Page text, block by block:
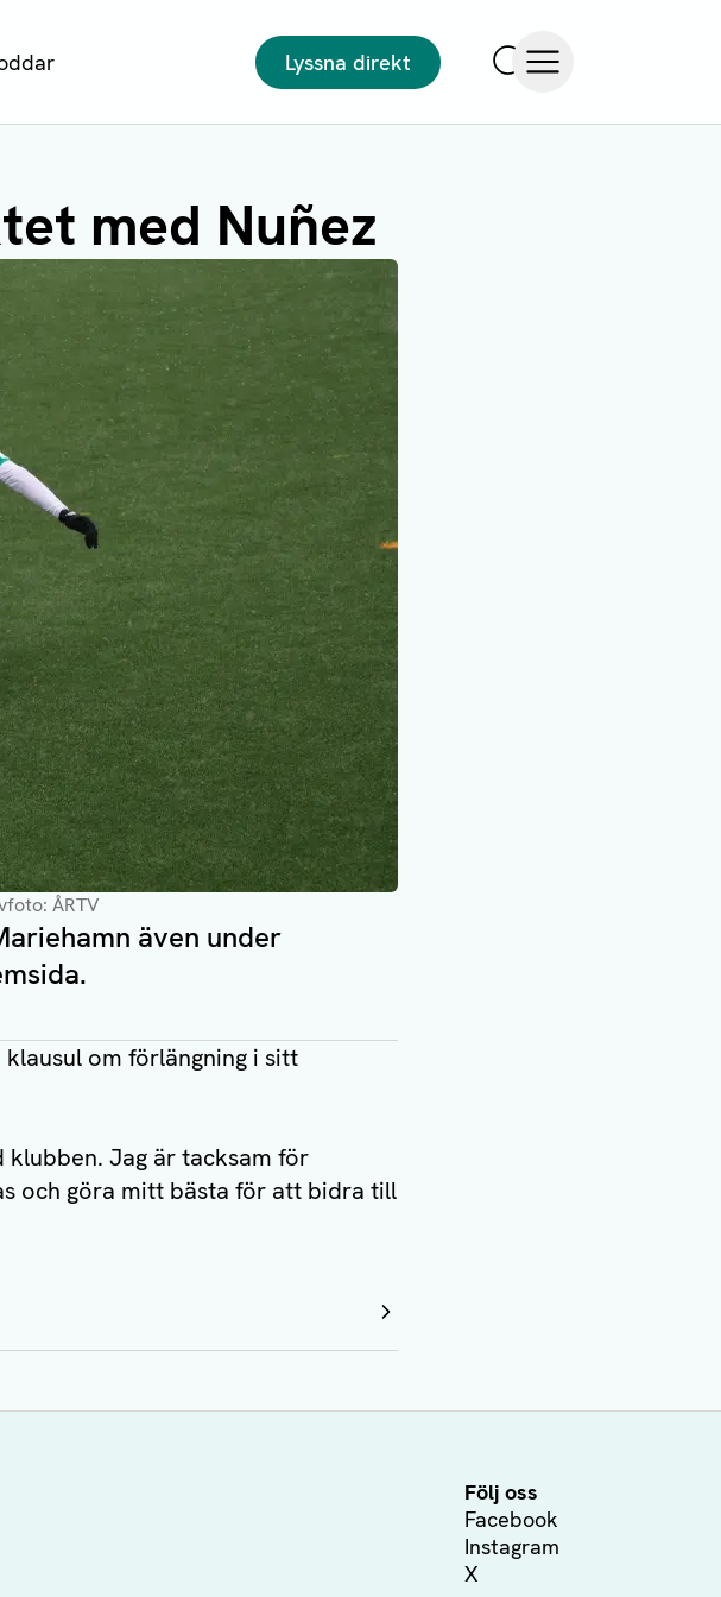
Lyssna direkt
med Nuñez
ÅRTV
även under
om förlängning i sitt
Jag är tacksam för
och göra mitt bästa för att bidra till
Följ oss
Facebook
Instagram
X